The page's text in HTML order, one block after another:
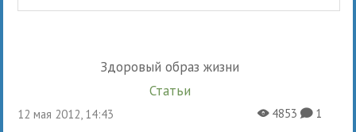
Здоровый образ жизни
Статьи
12 мая 2012, 14:43 X4853K1